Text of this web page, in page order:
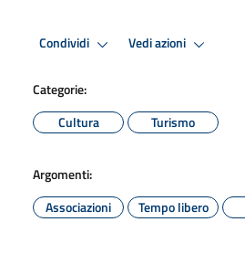
Condividi Vedi azioni
Categorie:
Cultura
Turismo
Argomenti:
Associazioni
Tempo libero